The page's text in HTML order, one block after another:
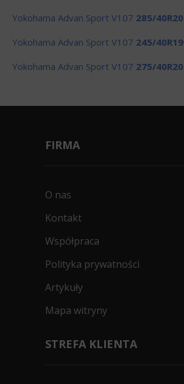
Yokohama Advan Sport V107 285/40R20
Yokohama Advan Sport V107 245/40R19
Yokohama Advan Sport V107 275/40R20
FIRMA
O nas
Kontakt
Współpraca
Polityka prywatności
Artykuły
Mapa witryny
STREFA KLIENTA